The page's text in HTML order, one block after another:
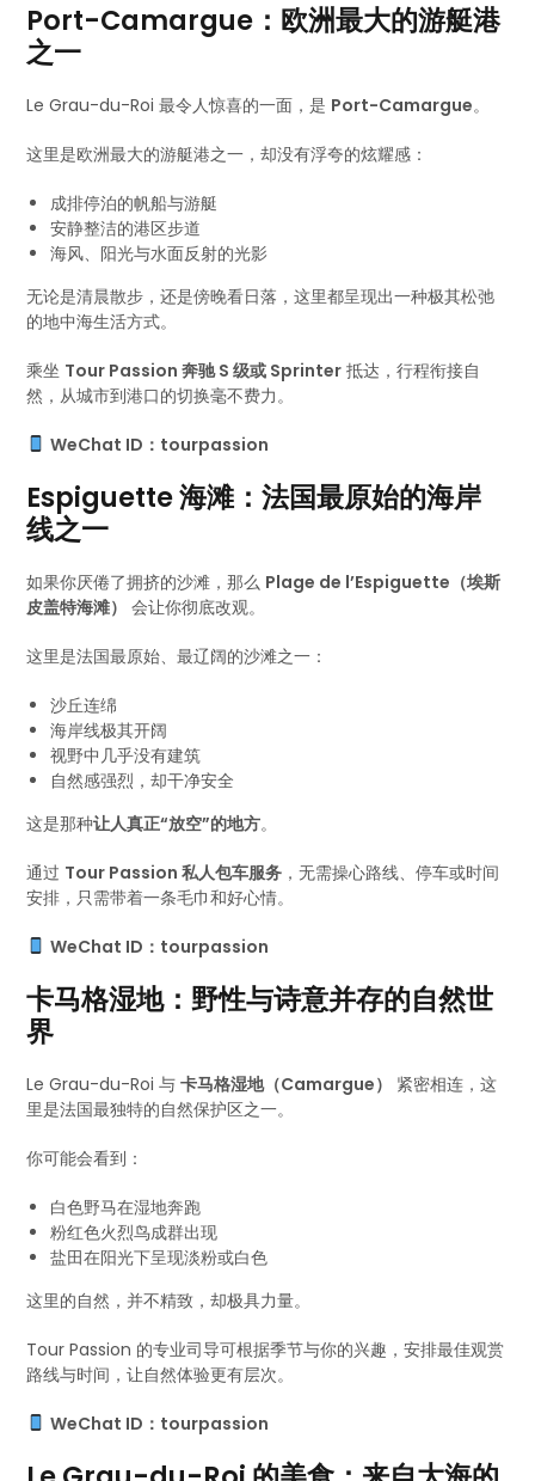
Port-Camargue：欧洲最大的游艇港
之一
Le Grau-du-Roi 最令人惊喜的一面，是 Port-Camargue。
这里是欧洲最大的游艇港之一，却没有浮夸的炫耀感：
成排停泊的帆船与游艇
安静整洁的港区步道
海风、阳光与水面反射的光影
无论是清晨散步，还是傍晚看日落，这里都呈现出一种极其松弛
的地中海生活方式。
乘坐 Tour Passion 奔驰 S 级或 Sprinter 抵达，行程衔接自
然，从城市到港口的切换毫不费力。
WeChat ID：tourpassion
Espiguette 海滩：法国最原始的海岸
线之一
如果你厌倦了拥挤的沙滩，那么 Plage de l’Espiguette（埃斯
皮盖特海滩） 会让你彻底改观。
这里是法国最原始、最辽阔的沙滩之一：
沙丘连绵
海岸线极其开阔
视野中几乎没有建筑
自然感强烈，却干净安全
这是那种让人真正“放空”的地方。
通过 Tour Passion 私人包车服务 ，无需操心路线、停车或时间
安排，只需带着一条毛巾和好心情。
WeChat ID：tourpassion
卡马格湿地：野性与诗意并存的自然世
界
Le Grau-du-Roi 与卡马格湿地（Camargue）
紧密相连，这
里是法国最独特的自然保护区之一。
你可能会看到：
白色野马在湿地奔跑
粉红色火烈鸟成群出现
盐田在阳光下呈现淡粉或白色
这里的自然，并不精致，却极具力量。
Tour Passion 的专业司导可根据季节与你的兴趣，安排最佳观赏
路线与时间，让自然体验更有层次。
WeChat ID：tourpassion